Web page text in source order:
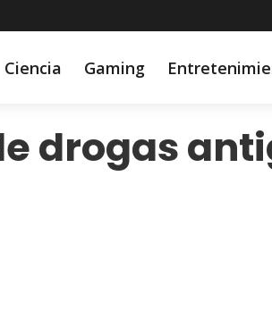
Ciencia Gaming
drogas